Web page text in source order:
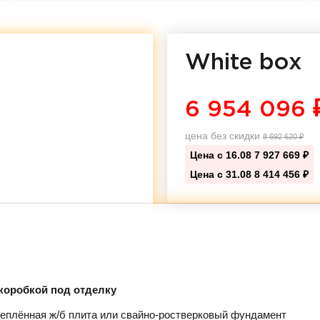
White box
6 954 096
цена без скидки 8 692 620₽
Цена с 16.08 7 927 669 ₽
Цена с 31.08 8 414 456 ₽
под отделку
ж/б плита или свайно-ростверковый фундамент